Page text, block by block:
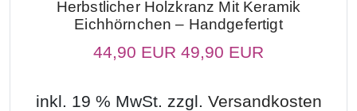
Herbstlicher Holzkranz Mit Keramik
Eichhörnchen – Handgefertigt
44,90 EUR 49,90 EUR
inkl. 19 % MwSt. zzgl. Versandkosten